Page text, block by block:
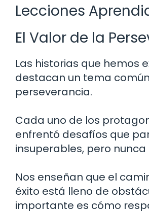
Lecciones
El Valor de la
Las historias que hemos
destacan un tema
perseverancia.
Cada uno de los
enfrentó desafíos que
insuperables, pero nunca
Nos enseñan que el
éxito está lleno de
importante es cómo